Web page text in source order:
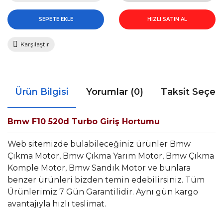
SEPETE EKLE HIZLI SATIN AL
Karşılaştır
Ürün Bilgisi Yorumlar (0) Taksit
Bmw F10 520d Turbo Giriş Hortumu
Web sitemizde bulabileceğiniz ürünler Bmw
Çıkma Motor, Bmw Çıkma Yarım Motor, Bmw Çıkma
Komple Motor, Bmw Sandık Motor ve bunlara
benzer ürünleri bizden temin edebilirsiniz. Tüm
Ürünlerimiz 7 Gün Garantilidir. Aynı gün kargo
avantajıyla hızlı teslimat.